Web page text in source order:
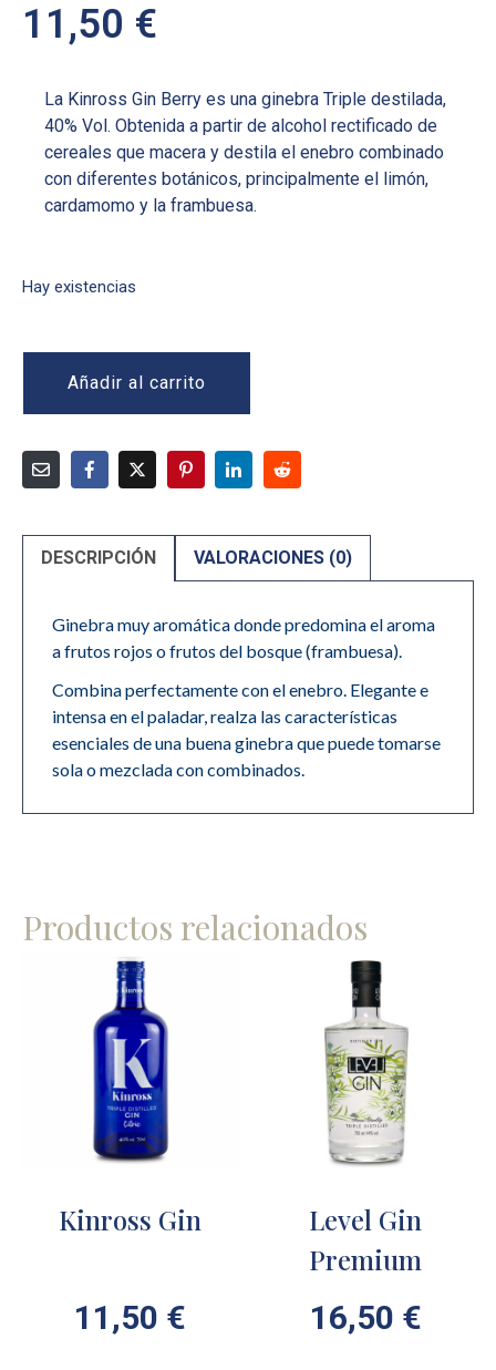
11,50 €
La Kinross Gin Berry es una ginebra Triple destilada,
40% Vol. Obtenida a partir de alcohol rectificado de
cereales que macera y destila el enebro combinado
con diferentes botánicos, principalmente el limón,
cardamomo y la frambuesa.
Hay existencias
Añadir al carrito
DESCRIPCIÓN VALORACIONES (0)
Ginebra muy aromática donde predomina el aroma
a frutos rojos o frutos del bosque (frambuesa).
Combina perfectamente con el enebro. Elegante e
intensa en el paladar, realza las características
esenciales de una buena ginebra que puede tomarse
sola o mezclada con combinados.
Productos relacionados
Kinross Gin
11,50 €
Level Gin
Premium
16,50 €